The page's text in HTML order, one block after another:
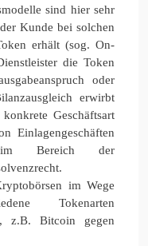
sind hier sehr
Kunde bei solchen
erhält (sog. On-
die Token
oder
erwirbt
Geschäftsart
Einlagengeschäften
Bereich der
im Wege
Tokenarten
z.B. Bitcoin gegen